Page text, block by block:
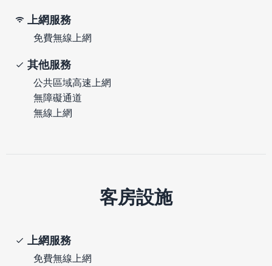
上網服務
免費無線上網
其他服務
公共區域高速上網
無障礙通道
無線上網
客房設施
上網服務
免費無線上網